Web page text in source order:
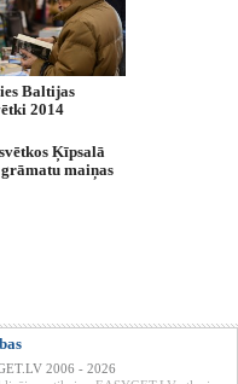
Baltijas
2014
Ķīpsalā
maiņas
2006 - 2026